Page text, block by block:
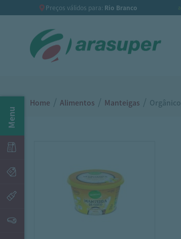
Preços válidos para: Rio Branco
Menu
Home / Alimentos / Manteigas / Orgânico